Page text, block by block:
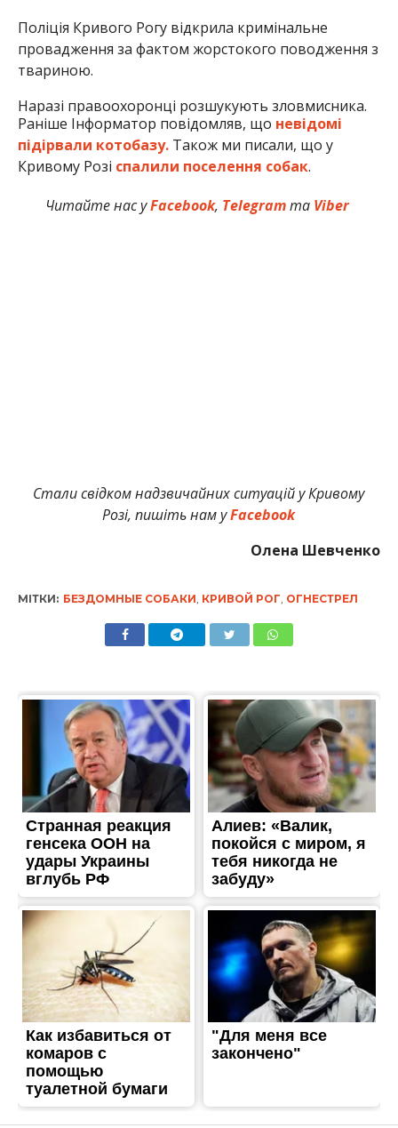
Поліція Кривого Рогу відкрила кримінальне
провадження за фактом жорстокого поводження з
твариною.
Наразі правоохоронці розшукують зловмисника.
Раніше Інформатор повідомляв, що невідомі
підірвали котобазу.Також ми писали, що у
Кривому Розі спалили поселення собак.
Читайте нас уFacebook, Telegramта Viber
Стали свідком надзвичайних ситуацій у Кривому
Розі, пишіть нам уFacebook
Олена Шевченко
МІТКИ: БЕЗДОМНЫЕ СОБАКИ, КРИВОЙ РОГ, ОГНЕСТРЕЛ